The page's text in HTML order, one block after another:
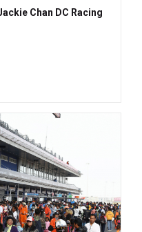
Chan DC Racing